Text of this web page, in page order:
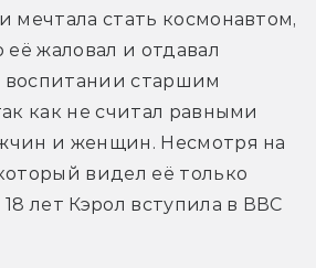
мечтала стать космонавтом,
её жаловал и отдавал
воспитании старшим
как не считал равными
и женщин. Несмотря на
видел её только
лет Кэрол вступила в ВВС